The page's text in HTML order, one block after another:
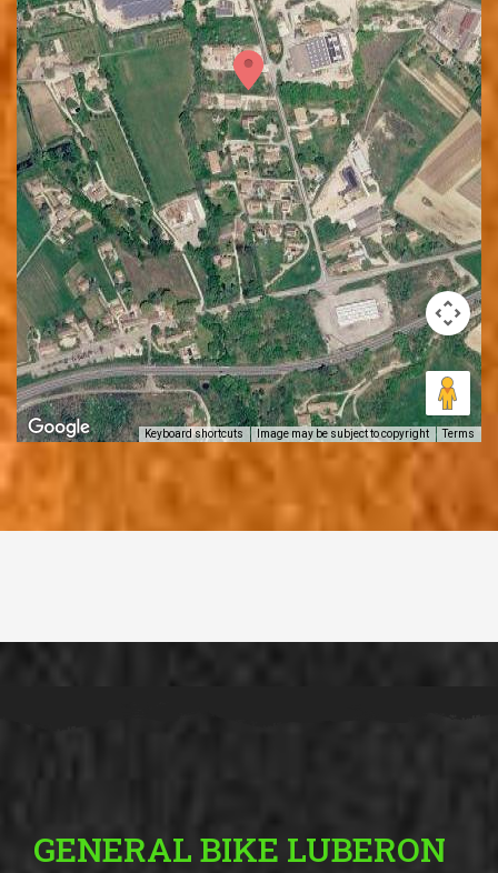
Keyboard shortcuts Image may be subject to copyright Terms
GENERAL BIKE LUBERON